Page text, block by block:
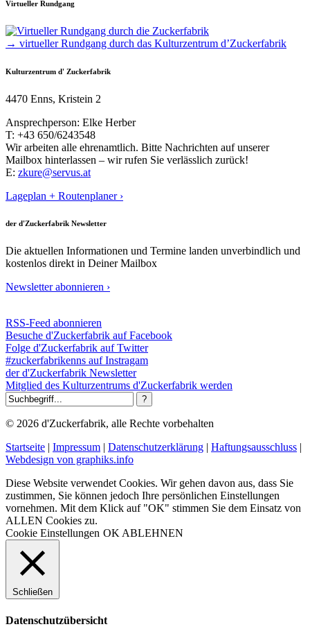
Virtueller Rundgang
→ virtueller Rundgang durch das Kulturzentrum d’Zuckerfabrik
Kulturzentrum d' Zuckerfabrik
4470 Enns, Kristein 2
Ansprechperson: Elke Herber
T: +43 650/6243548
Wir arbeiten alle ehrenamtlich. Bitte Nachrichten auf unserer
Mailbox hinterlassen – wir rufen Sie verlässlich zurück!
E: zkure@servus.at
Lageplan + Routenplaner ›
der d'Zuckerfabrik Newsletter
Die aktuellen Informationen und Termine landen unverbindlich und
kostenlos direkt in Deiner Mailbox
Newsletter abonnieren ›
RSS-Feed abonnieren
Besuche d'Zuckerfabrik auf Facebook
Folge d'Zuckerfabrik auf Twitter
#zuckerfabrikenns auf Instragam
der d'Zuckerfabrik Newsletter
Mitglied des Kulturzentrums d'Zuckerfabrik werden
© 2026 d'Zuckerfabrik, alle Rechte vorbehalten
Startseite | Impressum | Datenschutzerklärung | Haftungsausschluss |
Webdesign von graphiks.info
Diese Website verwendet Cookies. Wir gehen davon aus, dass Sie
zustimmen, Sie können jedoch Ihre persönlichen Einstellungen
vornehmen. Mit dem Klick auf "OK" stimmen Sie dem Einsatz von
ALLEN Cookies zu.
Cookie Einstellungen OKABLEHNEN
Schließen
Datenschutzübersicht